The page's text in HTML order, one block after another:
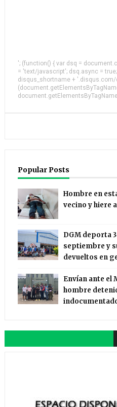
'; (function() { var dsq =
= 'text/javascript'; dsq.async =
disqus_shortname + '.disqus.com/
Popular Posts
Hombre en
vecino y hiere
DGM deporta
septiembre y
devueltos en
Envían ante el
hombre